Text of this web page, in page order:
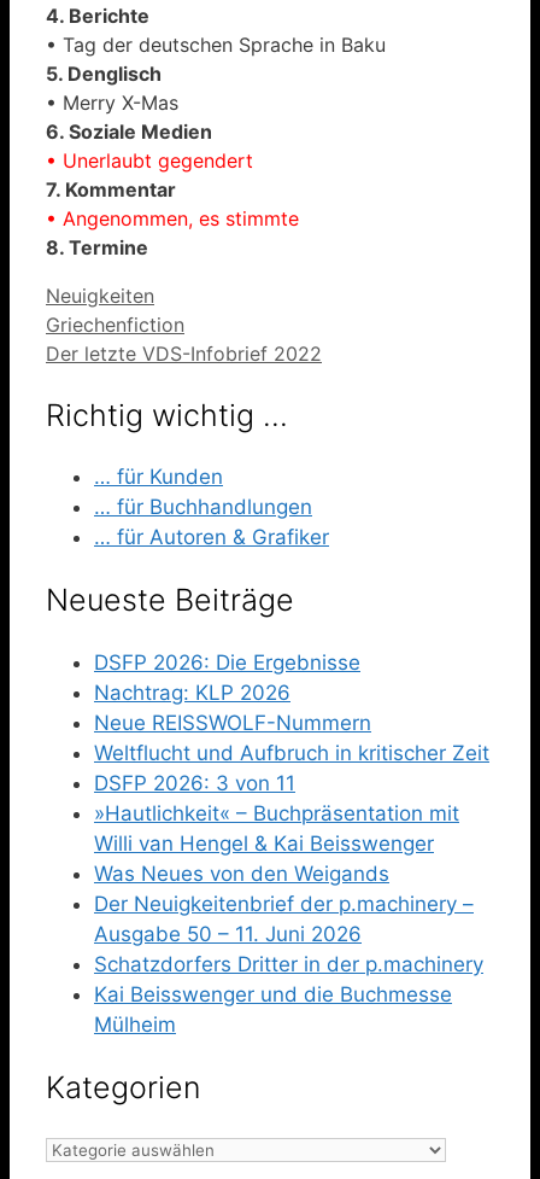
4. Berichte
• Tag der deutschen Sprache in Baku
5. Denglisch
• Merry X-Mas
6. Soziale Medien
• Unerlaubt gegendert
7. Kommentar
• Angenommen, es stimmte
8. Termine
Kategorien
Neuigkeiten
Griechenfiction
Der letzte VDS-Infobrief 2022
Richtig wichtig …
… für Kunden
… für Buchhandlungen
… für Autoren & Grafiker
Neueste Beiträge
DSFP 2026: Die Ergebnisse
Nachtrag: KLP 2026
Neue REISSWOLF-Nummern
Weltflucht und Aufbruch in kritischer Zeit
DSFP 2026: 3 von 11
»Hautlichkeit« – Buchpräsentation mit
Willi van Hengel & Kai Beisswenger
Was Neues von den Weigands
Der Neuigkeitenbrief der p.machinery –
Ausgabe 50 – 11. Juni 2026
Schatzdorfers Dritter in der p.machinery
Kai Beisswenger und die Buchmesse
Mülheim
Kategorien
Kategorien